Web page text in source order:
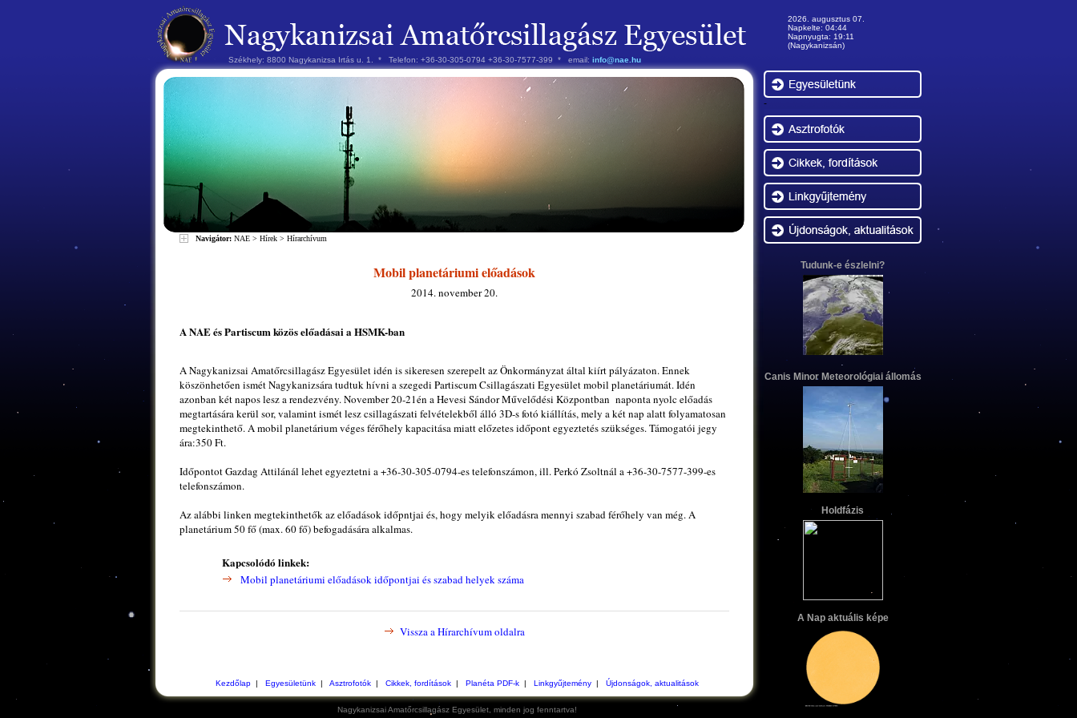
Székhely: 8800 Nagykanizsa Irtás u. 1. * Telefon: +36-30-305-0794 +36-30-7577-399 * email: info@nae.hu
Navigátor: NAE > Hírek > Hírarchívum
Mobil planetáriumi előadások
2014. november 20.
A NAE és Partiscum közös előadásai a HSMK-ban
A Nagykanizsai Amatőrcsillagász Egyesület idén is sikeresen szerepelt az Önkormányzat által kiírt pályázaton. Ennek
köszönhetően ismét Nagykanizsára tudtuk hívni a szegedi Partiscum Csillagászati Egyesület mobil planetáriumát. Idén
azonban két napos lesz a rendezvény. November 20-21én a Hevesi Sándor Művelődési Központban naponta nyolc előadás
megtartására kerül sor, valamint ismét lesz csillagászati felvételekből álló 3D-s fotó kiállítás, mely a két nap alatt folyamatosan
megtekinthető. A mobil planetárium véges férőhely kapacitása miatt előzetes időpont egyeztetés szükséges. Támogatói jegy
ára:350 Ft.
Időpontot Gazdag Attilánál lehet egyeztetni a +36-30-305-0794-es telefonszámon, ill. Perkó Zsoltnál a +36-30-7577-399-es
telefonszámon.
Az alábbi linken megtekinthetők az előadások időpntjai és, hogy melyik előadásra mennyi szabad férőhely van még. A
planetárium 50 fő (max. 60 fő) befogadására alkalmas.
Kapcsolódó linkek:
Mobil planetáriumi előadások időpontjai és szabad helyek száma
Vissza a Hírarchívum oldalra
Kezdőlap| Egyesületünk| Asztrofotók| Cikkek, fordítások| Planéta PDF-k| Linkgyűjtemény| Újdonságok, aktualitások
Nagykanizsai Amatőrcsillagász Egyesület, minden jog fenntartva!
2026. augusztus 07.
Napkelte: 04:44
Napnyugta: 19:11
(Nagykanizsán)
-
Tudunk-e észlelni?
Canis Minor Meteorológiai állomás
Holdfázis
A Nap aktuális képe